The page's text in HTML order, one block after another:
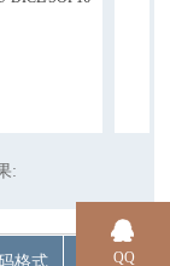
:
格式 封装
QQ